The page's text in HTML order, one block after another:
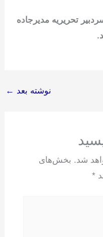
تحریریه مدیرجاده
نوشته بعد ←
شد. بخش‌های
*